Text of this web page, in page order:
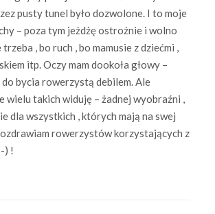
pusty tunel było dozwolone. I to moje
– poza tym jeżdżę ostrożnie i wolno
, bo ruch , bo mamusie z dziećmi ,
itp. Oczy mam dookoła głowy –
do bycia rowerzystą debilem. Ale
wielu takich widuję – żadnej wyobraźni ,
dla wszystkich , których mają na swej
rowerzystów korzystających z
) !